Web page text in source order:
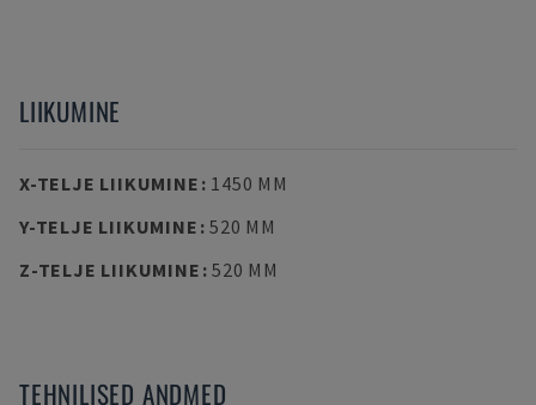
LIIKUMINE
X-TELJE LIIKUMINE : 1450 MM
Y-TELJE LIIKUMINE :520 MM
Z-TELJE LIIKUMINE :520 MM
TEHNILISED ANDMED